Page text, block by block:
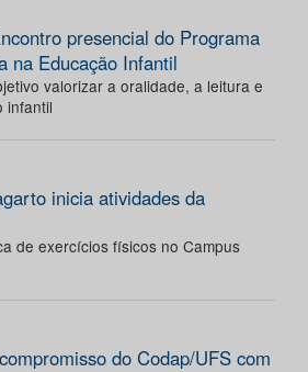
presencial do Programa
na Educação Infantil
valorizar a oralidade, a leitura e
infantil
inicia atividades da
de exercícios físicos no Campus
do Codap/UFS com